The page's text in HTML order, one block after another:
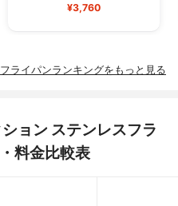
¥3,760
フライパンランキングをもっと見る
ョン ステンレスフラ
料金比較表